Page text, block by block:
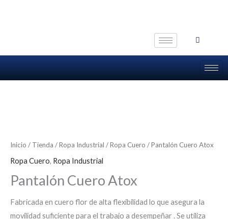
Inicio / Tienda /Ropa Industrial /Ropa Cuero / Pantalón Cuero Atox
Ropa Cuero, Ropa Industrial
Pantalón Cuero Atox
Fabricada en cuero flor de alta flexibilidad lo que asegura la
movilidad suficiente para el trabajo a desempeñar . Se utiliza